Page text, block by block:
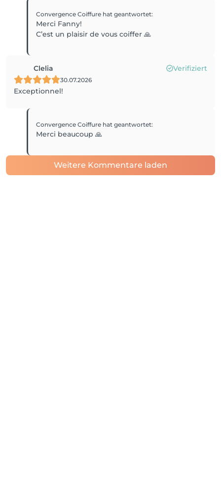
Convergence Coiffure hat geantwortet:
Merci Fanny!
C’est un plaisir de vous coiffer 🙏
Clelia Verifiziert
30.07.2026
Exceptionnel!
Convergence Coiffure hat geantwortet:
Merci beaucoup 🙏
Weitere Kommentare laden